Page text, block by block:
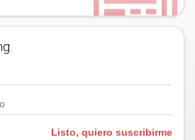
Listo, quiero suscribirme